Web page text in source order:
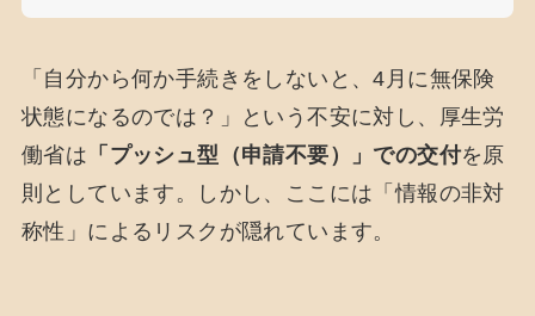
「自分から何か手続きをしないと、4月に無保険
状態になるのでは？」という不安に対し、厚生労
働省は 「プッシュ型（申請不要）」での交付を原
則としています。しかし、ここには「情報の非対
称性」によるリスクが隠れています。